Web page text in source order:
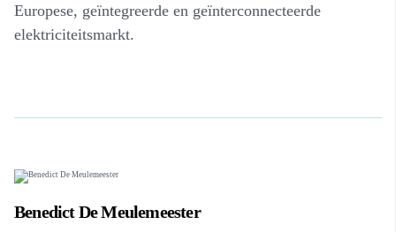
Europese, geïntegreerde en geïnterconnecteerde
elektriciteitsmarkt.
Benedict De Meulemeester